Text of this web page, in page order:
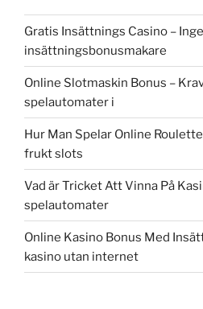
Gratis Insättnings Casino –
insättningsbonusmakare
Online Slotmaskin Bonus –
spelautomater i
Hur Man Spelar Online
frukt slots
Vad är Tricket Att Vinna På
spelautomater
Online Kasino Bonus Med
kasino utan internet